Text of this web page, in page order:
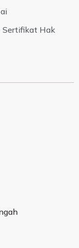
Sertifikat Hak